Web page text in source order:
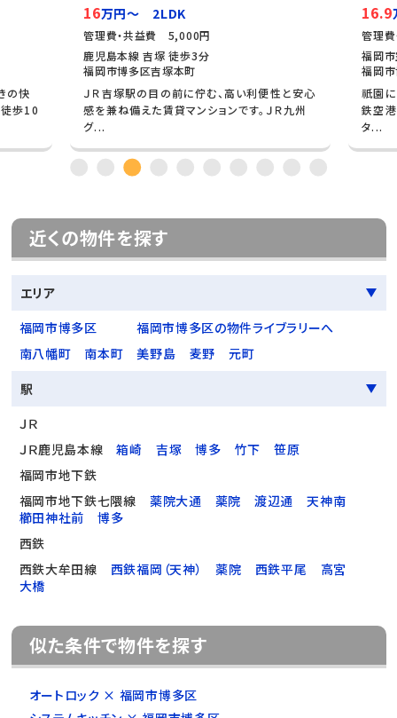
の快
徒歩10
16万円～ 2LDK
管理費・共益費 5,000円
鹿児島本線 吉塚 徒歩3分
福岡市博多区吉塚本町
ＪＲ吉塚駅の目の前に佇む、高い利便性と安心
感を兼ね備えた賃貸マンションです。ＪＲ九州
グ...
16.9
管理
福岡
福岡
祇園に
鉄空
タ...
近くの物件を探す
エリア
福岡市博多区
福岡市博多区の物件ライブラリーへ
南八幡町
南本町 美野島 麦野
元町
駅
ＪＲ
ＪＲ鹿児島本線
箱崎 吉塚 博多 竹下
笹原
福岡市地下鉄
福岡市地下鉄七隈線
薬院大通 薬院 渡辺通
天神南
櫛田神社前
博多
西鉄
西鉄大牟田線
西鉄福岡（天神） 薬院 西鉄平尾
高宮
大橋
似た条件で物件を探す
オートロック × 福岡市博多区